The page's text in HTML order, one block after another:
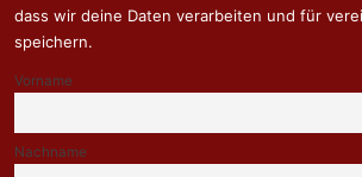
dass wir deine Daten verarbeiten und für
speichern.
Vorname
Nachname